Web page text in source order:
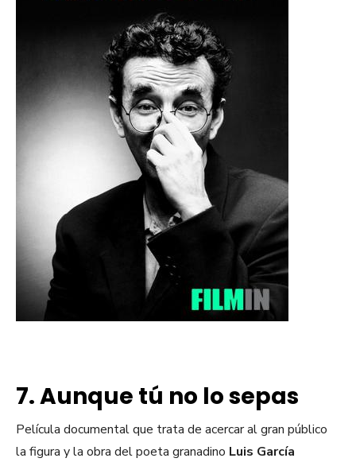
7. Aunque tú no lo sepas
Película documental que trata de acercar al gran público
la figura y la obra del poeta granadino Luis García